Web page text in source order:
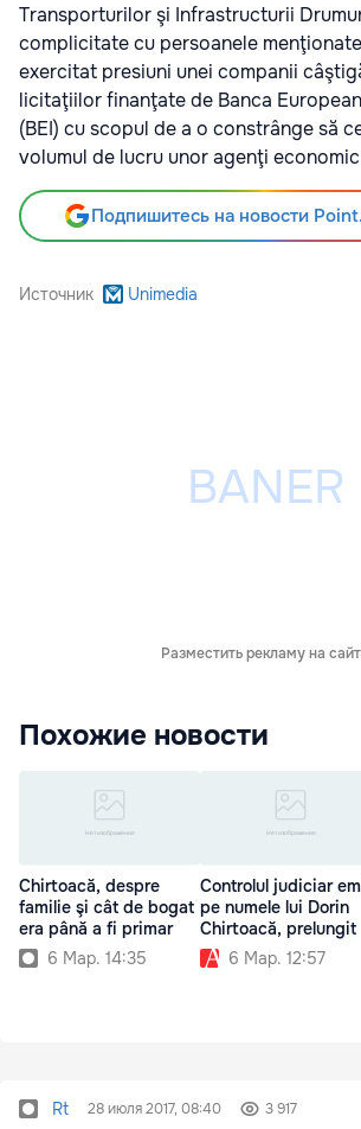
Transporturilor şi Infrastructurii
complicitate cu persoanele
exercitat presiuni unei companii
licitaţiilor finanţate de Banca
(BEI) cu scopul de a o constrânge să
volumul de lucru unor agenţi
Подпишитесь на новости
Источник Unimedia
Разместить рекламу на
Похожие новости
Chirtoacă, despre
familie şi cât de bogat
era până a fi primar
6 Мар. 14:35
Controlul judiciar
pe numele lui Dorin
Chirtoacă, prelungit
6 Мар. 12:57
Rt 28 июля 2017, 08:40 3 917